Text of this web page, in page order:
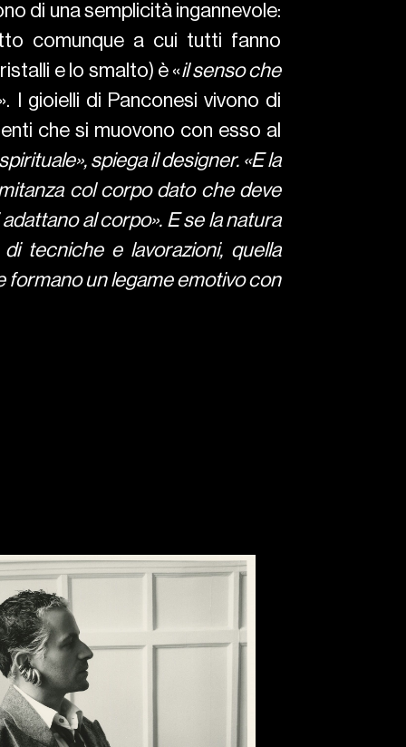
di una semplicità ingannevole:
comunque a cui tutti fanno
e lo smalto) è «il senso che
I gioielli di Panconesi vivono di
che si muovono con esso al
spiega il designer. «E la
col corpo dato che deve
al corpo». E se la natura
tecniche e lavorazioni, quella
formano un legame emotivo con